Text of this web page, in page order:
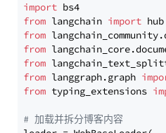
import
from langchain import
from
from
from
from langgraph.graph
from typing_extensions
# 加载并拆分博客内容